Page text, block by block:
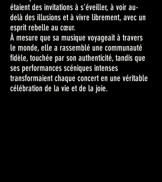
étaient des invitations à s’éveiller, à voir au-
delà des illusions et à vivre librement, avec un
esprit rebelle au cœur.
À mesure que sa musique voyageait à travers
le monde, elle a rassemblé une communauté
fidèle, touchée par son authenticité, tandis que
ses performances scéniques intenses
transformaient chaque concert en une véritable
célébration de la vie et de la joie.